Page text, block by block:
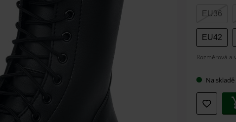
Vyberte
si
velikost
EU36
EU42
Rozměrová a
Na skladě